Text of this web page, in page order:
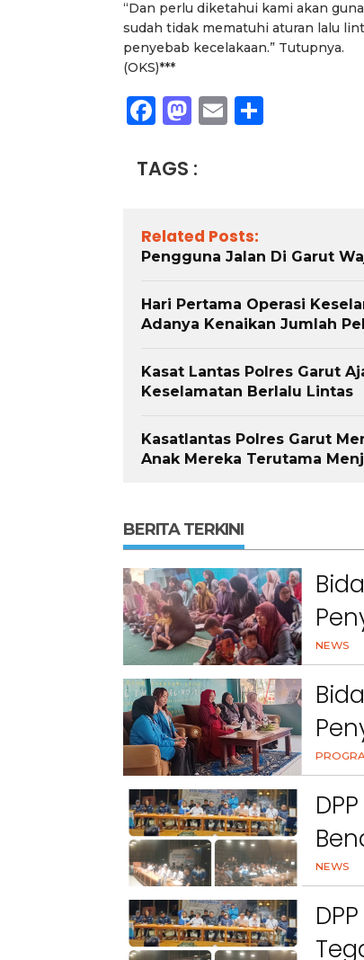
“Dan perlu diketahui kami akan
sudah tidak mematuhi aturan lalu
penyebab kecelakaan.” Tutupnya.
(OKS)***
Facebook
Mastodon
Email
TAGS :
Related Posts:
Pengguna Jalan Di Garut
Hari Pertama Operasi
Adanya Kenaikan Jumlah
Kasat Lantas Polres Garut
Keselamatan Berlalu Lintas
Kasatlantas Polres Garut
Anak Mereka Terutama
BERITA TERKINI
NEWS
NEWS